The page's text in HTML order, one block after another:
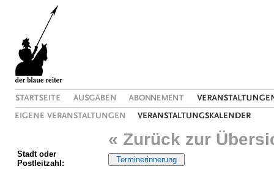
Stadt oder
Postleitzahl:
« Zurück zur